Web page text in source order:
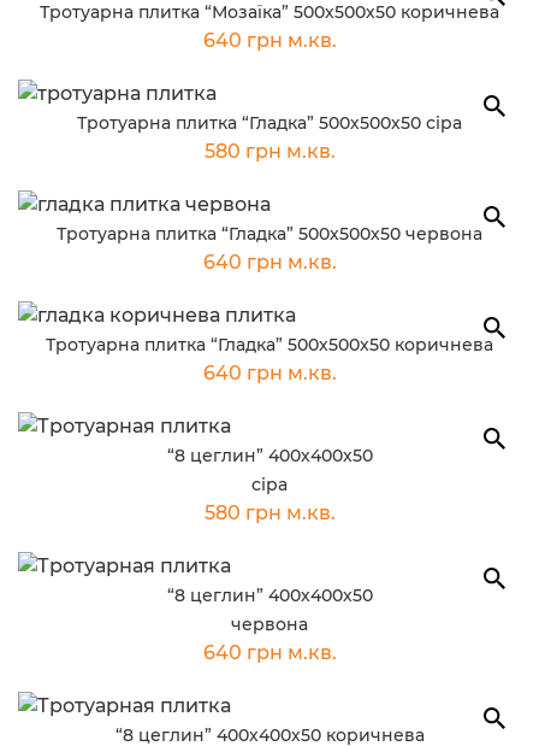
Тротуарна плитка “Мозаїка” 500х500х50 коричнева
640 грн м.кв.
Тротуарна плитка “Гладка” 500х500х50 сіра
580 грн м.кв.
Тротуарна плитка “Гладка” 500х500х50 червона
640 грн м.кв.
Тротуарна плитка “Гладка” 500х500х50 коричнева
640 грн м.кв.
“8 цеглин” 400х400х50
сіра
580 грн м.кв.
“8 цеглин” 400х400х50
червона
640 грн м.кв.
“8 цеглин” 400х400х50 коричнева